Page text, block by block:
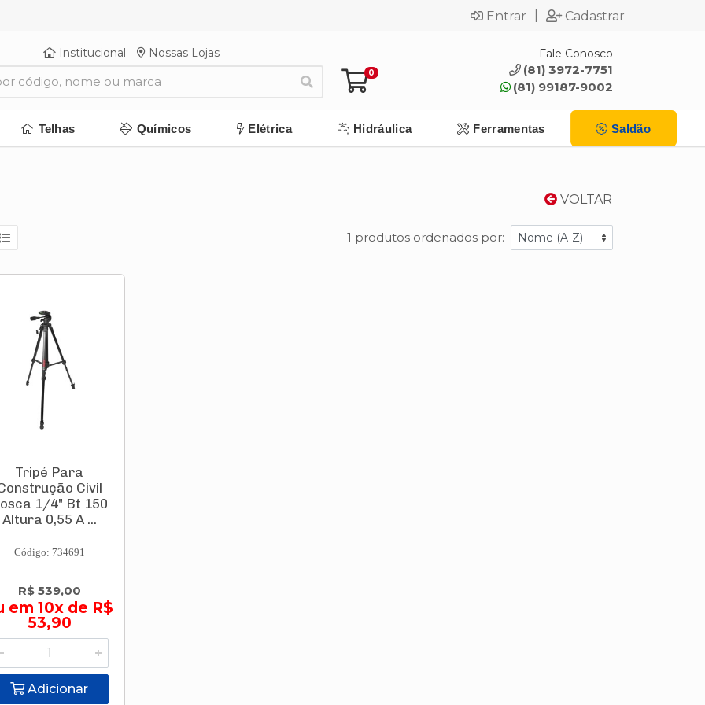
Entrar Cadastrar
Institucional Nossas Lojas
0
Fale Conosco
(81) 3972-7751
(81) 99187-9002
Telhas Químicos Elétrica Hidráulica Ferramentas Saldão
VOLTAR
1 produtos ordenados por:
Tripé Para
Civil
1/4" Bt 150
Altura 0,55 A ...
Código: 734691
R$ 539,00
em 10x de R$
53,90
Adicionar